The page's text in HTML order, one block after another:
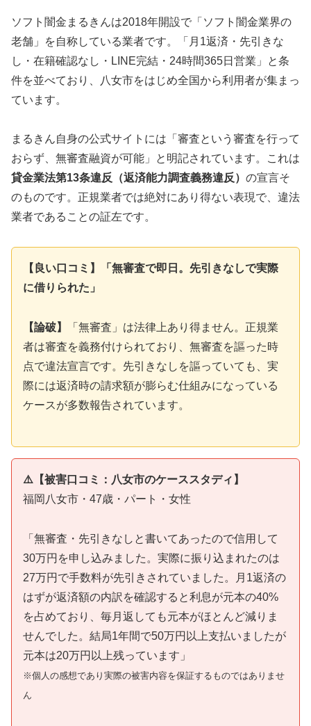
ソフト闇金まるきんは2018年開設で「ソフト闇金業界の
老舗」を自称している業者です。「月1返済・先引きな
し・在籍確認なし・LINE完結・24時間365日営業」と条
件を並べており、八女市をはじめ全国から利用者が集まっ
ています。
まるきん自身の公式サイトには「審査という審査を行って
おらず、無審査融資が可能」と明記されています。これは
貸金業法第13条違反（返済能力調査義務違反） の宣言そ
のものです。正規業者では絶対にあり得ない表現で、違法
業者であることの証左です。
【良い口コミ】「無審査で即日。先引きなしで実際
に借りられた」
【論破】
「無審査」は法律上あり得ません。正規業
者は審査を義務付けられており、無審査を謳った時
点で違法宣言です。先引きなしを謳っていても、実
際には返済時の請求額が膨らむ仕組みになっている
ケースが多数報告されています。
⚠️【被害口コミ：八女市のケーススタディ】
福岡八女市・47歳・パート・女性
「無審査・先引きなしと書いてあったので信用して
30万円を申し込みました。実際に振り込まれたのは
27万円で手数料が先引きされていました。月1返済の
はずが返済額の内訳を確認すると利息が元本の40%
を占めており、毎月返しても元本がほとんど減りま
せんでした。結局1年間で50万円以上支払いましたが
元本は20万円以上残っています」
※個人の感想であり実際の被害内容を保証するものではありませ
ん